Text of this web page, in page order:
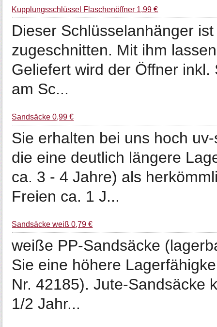
Kupplungsschlüssel Flaschenöffner 1,99 €
Dieser Schlüsselanhänger
zugeschnitten. Mit ihm
Geliefert wird der Öffner
am Sc...
Sandsäcke 0,99 €
Sie erhalten bei uns hoch
die eine deutlich längere
ca. 3 - 4 Jahre) als
Freien ca. 1 J...
Sandsäcke weiß 0,79 €
weiße PP-Sandsäcke
Sie eine höhere
Nr. 42185). Jute-Sandsäcke
1/2 Jahr...